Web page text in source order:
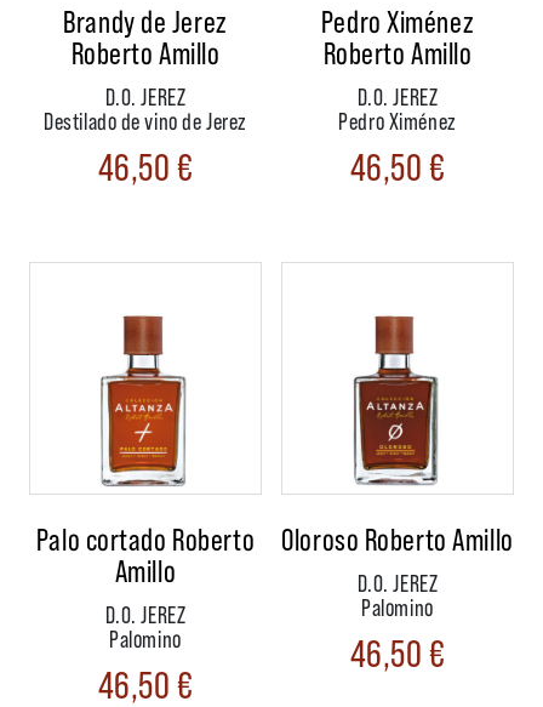
Brandy de Jerez
Roberto Amillo
D.O. JEREZ
Destilado de vino de Jerez
46,50€
Pedro Ximénez
Roberto Amillo
D.O. JEREZ
Pedro Ximénez
46,50€
Palo cortado Roberto
Amillo
D.O. JEREZ
Palomino
46,50€
Oloroso Roberto Amillo
D.O. JEREZ
Palomino
46,50€